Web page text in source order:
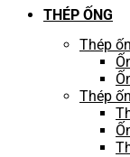
THÉP ỐNG
Thép
Thép